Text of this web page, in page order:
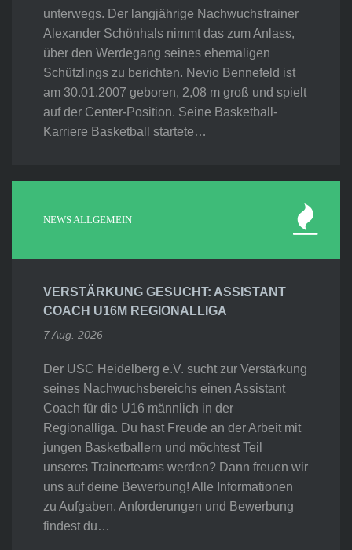
unterwegs. Der langjährige Nachwuchstrainer
Alexander Schönhals nimmt das zum Anlass,
über den Werdegang seines ehemaligen
Schützlings zu berichten. Nevio Bennefeld ist
am 30.01.2007 geboren, 2,08 m groß und spielt
auf der Center-Position. Seine Basketball-
Karriere Basketball startete…
NEWS ALLGEMEIN
VERSTÄRKUNG GESUCHT: ASSISTANT
COACH U16M REGIONALLIGA
7 Aug. 2026
Der USC Heidelberg e.V. sucht zur Verstärkung
seines Nachwuchsbereichs einen Assistant
Coach für die U16 männlich in der
Regionalliga. Du hast Freude an der Arbeit mit
jungen Basketballern und möchtest Teil
unseres Trainerteams werden? Dann freuen wir
uns auf deine Bewerbung! Alle Informationen
zu Aufgaben, Anforderungen und Bewerbung
findest du…